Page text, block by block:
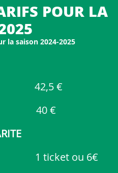
POUR LA
la saison 2024-2025
€
40 €
1 ticket ou 6€